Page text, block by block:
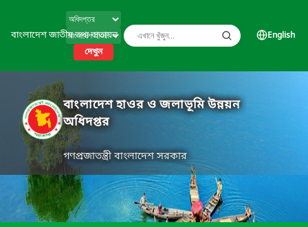
বাংলাদেশ জাতীয় তথ্য বাতায়ন
দেখুন
English
বাংলাদেশ হাওর ও জলাভূমি উন্নয়ন
অধিদপ্তর
গণপ্রজাতন্ত্রী বাংলাদেশ সরকার